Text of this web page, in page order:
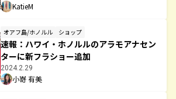
KatieM
オアフ島/ホノルル ショップ
速報：ハワイ・ホノルルのアラモアナセン
ターに新フラショー追加
2024.2.29
小嵜 有美